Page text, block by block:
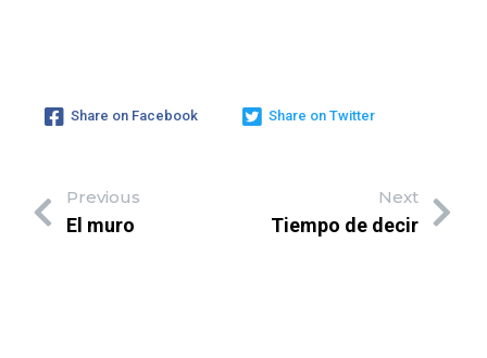
Share on Facebook Share on Twitter
Previous
El muro
Next
Tiempo de decir